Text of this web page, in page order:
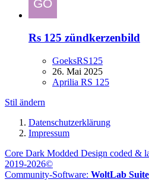
Rs 125 zündkerzenbild
GoeksRS125
26. Mai 2025
Aprilia RS 125
Stil ändern
Datenschutzerklärung
Impressum
Core Dark Modded Design coded &
2019-2026©
Community-Software: WoltLab